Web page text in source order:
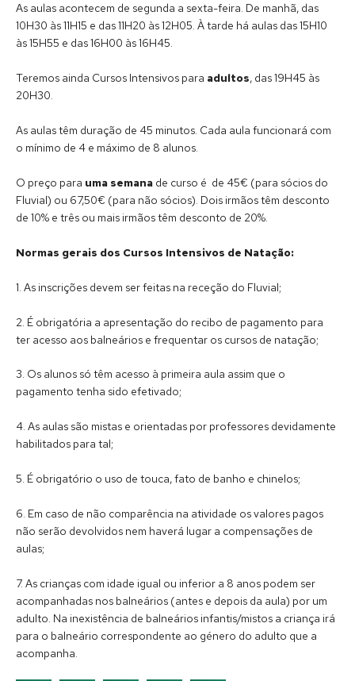
As aulas acontecem de segunda a sexta-feira. De manhã, das
10H30 às 11H15 e das 11H20 às 12H05. À tarde há aulas das 15H10
às 15H55 e das 16H00 às 16H45.
Teremos ainda Cursos Intensivos para adultos, das 19H45 às
20H30.
As aulas têm duração de 45 minutos. Cada aula funcionará com
o mínimo de 4 e máximo de 8 alunos.
O preço para uma semana de curso é de 45€ (para sócios do
Fluvial) ou 67,50€ (para não sócios). Dois irmãos têm desconto
de 10% e três ou mais irmãos têm desconto de 20%.
Normas gerais dos Cursos Intensivos de Natação:
1. As inscrições devem ser feitas na receção do Fluvial;
2. É obrigatória a apresentação do recibo de pagamento para
ter acesso aos balneários e frequentar os cursos de natação;
3. Os alunos só têm acesso à primeira aula assim que o
pagamento tenha sido efetivado;
4. As aulas são mistas e orientadas por professores devidamente
habilitados para tal;
5. É obrigatório o uso de touca, fato de banho e chinelos;
6. Em caso de não comparência na atividade os valores pagos
não serão devolvidos nem haverá lugar a compensações de
aulas;
7. As crianças com idade igual ou inferior a 8 anos podem ser
acompanhadas nos balneários (antes e depois da aula) por um
adulto. Na inexistência de balneários infantis/mistos a criança irá
para o balneário correspondente ao género do adulto que a
acompanha.